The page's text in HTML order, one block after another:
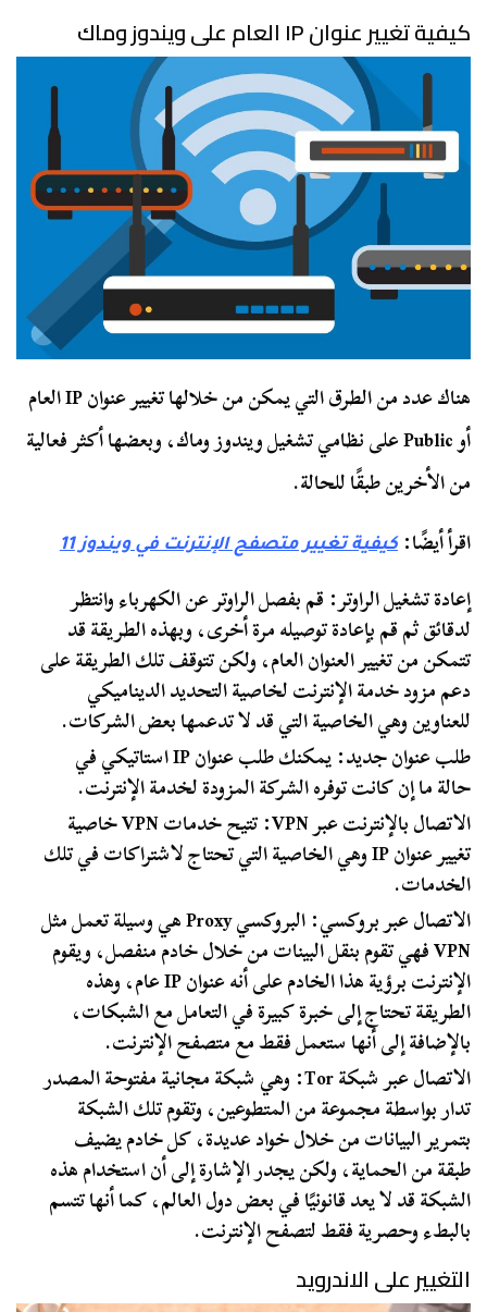
كيفية تغيير عنوان IP العام على ويندوز وماك
هناك عدد من الطرق التي يمكن من خلالها تغيير عنوان IP العام
أو Public على نظامي تشغيل ويندوز وماك، وبعضها أكثر فعالية
من الأخرين طبقًا للحالة.
اقرأ أيضًا:كيفية تغيير متصفح الإنترنت في ويندوز 11
إعادة تشغيل الراوتر: قم بفصل الراوتر عن الكهرباء وانتظر
لدقائق ثم قم بإعادة توصيله مرة أخرى، وبهذه الطريقة قد
تتمكن من تغيير العنوان العام، ولكن تتوقف تلك الطريقة على
دعم مزود خدمة الإنترنت لخاصية التحديد الديناميكي
للعناوين وهي الخاصية التي قد لا تدعمها بعض الشركات.
طلب عنوان جديد: يمكنك طلب عنوان IP استاتيكي في
حالة ما إن كانت توفره الشركة المزودة لخدمة الإنترنت.
الاتصال بالإنترنت عبر VPN: تتيح خدمات VPN خاصية
تغيير عنوان IP وهي الخاصية التي تحتاج لاشتراكات في تلك
الخدمات.
الاتصال عبر بروكسي: البروكسي Proxy هي وسيلة تعمل مثل
VPN فهي تقوم بنقل البينات من خلال خادم منفصل، ويقوم
الإنترنت برؤية هذا الخادم على أنه عنوان IP عام، وهذه
الطريقة تحتاج إلى خبرة كبيرة في التعامل مع الشبكات،
بالإضافة إلى أنها ستعمل فقط مع متصفح الإنترنت.
الاتصال عبر شبكة Tor: وهي شبكة مجانية مفتوحة المصدر
تدار بواسطة مجموعة من المتطوعين، وتقوم تلك الشبكة
بتمرير البيانات من خلال خواد عديدة، كل خادم يضيف
طبقة من الحماية، ولكن يجدر الإشارة إلى أن استخدام هذه
الشبكة قد لا يعد قانونيًا في بعض دول العالم، كما أنها تتسم
بالبطء وحصرية فقط لتصفح الإنترنت.
التغيير على الاندرويد